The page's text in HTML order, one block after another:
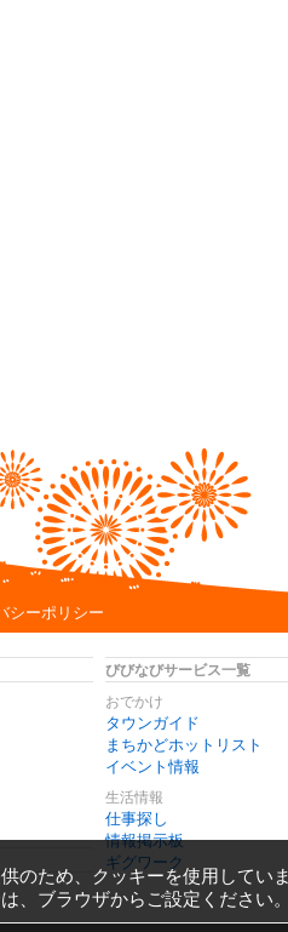
シーポリシー
びびなびサービス一覧
おでかけ
タウンガイド
まちかどホットリスト
イベント情報
生活情報
仕事探し
情報掲示板
ギグワーク
のため、クッキーを使用してい
、ブラウザからご設定ください。